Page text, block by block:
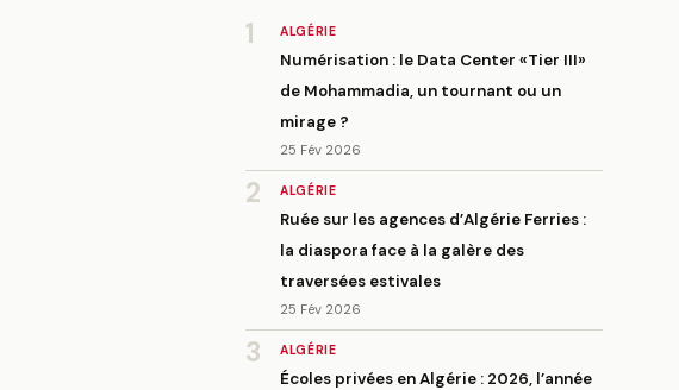
1 ALGÉRIE
Numérisation : le Data Center «Tier III»
de Mohammadia, un tournant ou un
mirage ?
25 Fév 2026
2 ALGÉRIE
Ruée sur les agences d’Algérie Ferries :
la diaspora face à la galère des
traversées estivales
25 Fév 2026
3 ALGÉRIE
Écoles privées en Algérie : 2026, l’année